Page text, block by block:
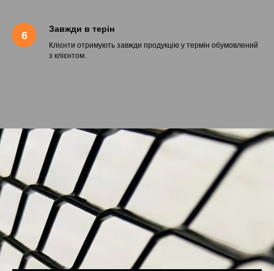
Завжди в терін
Клієнти отримують завжди продукцію у термін обумовлений
з клієнтом.